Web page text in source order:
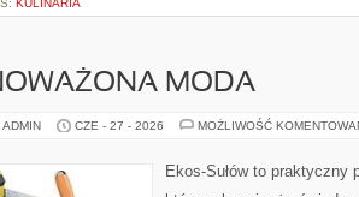
KULINARIA
MODA
CZE - 27 - 2026 MOŻLIWOŚĆ
Ekos-Sułów to praktyczny